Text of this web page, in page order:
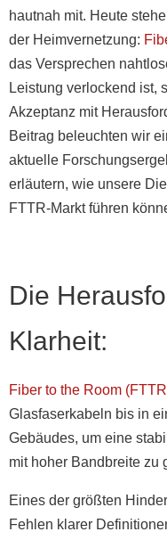
hautnah mit. Heute
der Heimvernetzung:
das Versprechen
Leistung verlockend ist,
Akzeptanz mit
Beitrag beleuchten wir
aktuelle
erläutern, wie unsere
FTTR-Markt führen
Die
Klarheit:
Fiber to the Room
Glasfaserkabeln bis in
Gebäudes, um eine
mit hoher Bandbreite zu
Eines der größten
Fehlen klarer